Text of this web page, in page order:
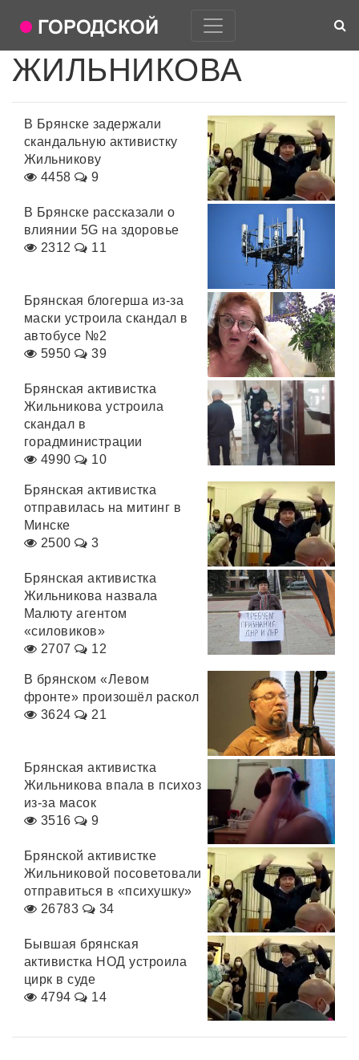
ЖИЛЬНИКОВА
В Брянске задержали
скандальную активистку
Жильникову
4458
9
В Брянске рассказали о
влиянии 5G на здоровье
2312
11
Брянская блогерша из-за
маски устроила скандал в
автобусе №2
5950
39
Брянская активистка
Жильникова устроила
скандал в
горадминистрации
4990
10
Брянская активистка
отправилась на митинг в
Минске
2500
3
Брянская активистка
Жильникова назвала
Малюту агентом
«силовиков»
2707
12
В брянском «Левом
фронте» произошёл раскол
3624
21
Брянская активистка
Жильникова впала в психоз
из-за масок
3516
9
Брянской активистке
Жильниковой посоветовали
отправиться в «психушку»
26783
34
Бывшая брянская
активистка НОД устроила
цирк в суде
4794
14